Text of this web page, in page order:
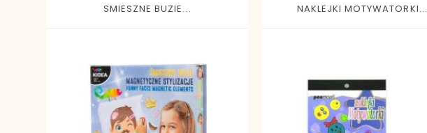
SMIESZNE BUZIE... NAKLEJKI MOTYWATORKI...